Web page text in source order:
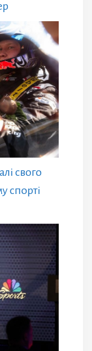
свого
спорті